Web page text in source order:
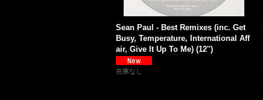
Sean Paul - Best Remixes (inc. Get
Busy, Temperature, International Aff
air, Give It Up To Me) (12'')
在庫なし